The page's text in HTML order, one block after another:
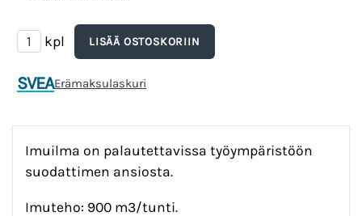
kpl
SVEAErämaksulaskuri
Imuilma on palautettavissa työympäristöön
suodattimen ansiosta.
Imuteho: 900 m3/tunti.